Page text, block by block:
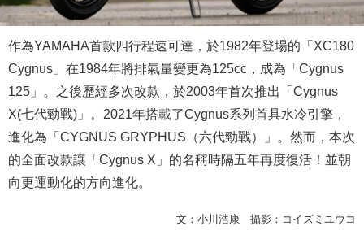
作為YAMAHA首款四行程速可達，於1982年登場的「XC180
Cygnus」在1984年將排氣量變更為125cc，成為「Cygnus
125」。之後歷經多次改款，於2003年首次推出「Cygnus
X(七代勁戰)」。2021年搭載了Cygnus系列首具水冷引擎，
進化為「CYGNUS GRYPHUS（六代勁戰）」。然而，本次
的全面改款讓「Cygnus X」的名稱時隔五年再度復活！並朝
向更運動化的方向進化。
文：小川浩康 攝影：コイズミユウコ